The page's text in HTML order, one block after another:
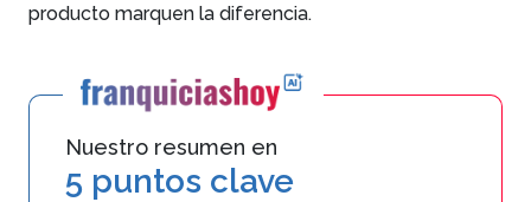
producto marquen la diferencia.
Nuestro resumen en
5 puntos clave